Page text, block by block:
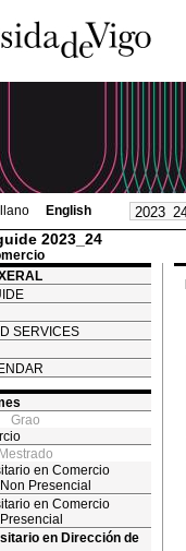
English
2023_24
SERVICES
Grao
Mestrado
en Comercio
Presencial
en Comercio
en Dirección de